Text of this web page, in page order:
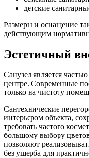
детские
Размеры и оснащение
действующим
Эстетичный
Санузел является
центре. Современные
только на чистоту
Сантехнические
интерьером объекта,
требовать частого
большому выбору
позволяют
без ущерба для